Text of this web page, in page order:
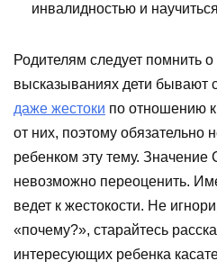
инвалидностью и
Родителям следует помнить
высказываниях дети бывают
даже жестоки по отношению к
от них, поэтому обязательно
ребенком эту тему.
невозможно переоценить.
ведет к жестокости. Не
«почему?», старайтесь
интересующих ребенка